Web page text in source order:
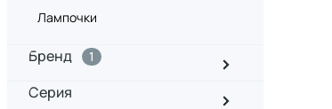
Лампочки
Бренд 1
Серия